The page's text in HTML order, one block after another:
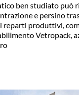
ben studiato può
e persino
reparti produttivi,
Vetropack,